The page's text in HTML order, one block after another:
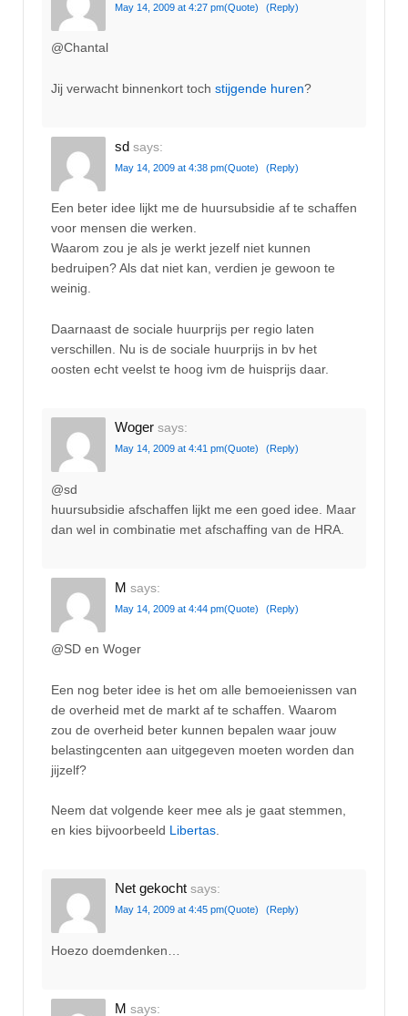
May 14, 2009 at 4:27 pm(Quote) (Reply)
@Chantal
Jij verwacht binnenkort toch stijgende huren?
sd says:
May 14, 2009 at 4:38 pm(Quote) (Reply)
Een beter idee lijkt me de huursubsidie af te schaffen
voor mensen die werken.
Waarom zou je als je werkt jezelf niet kunnen
bedruipen? Als dat niet kan, verdien je gewoon te
weinig.
Daarnaast de sociale huurprijs per regio laten
verschillen. Nu is de sociale huurprijs in bv het
oosten echt veelst te hoog ivm de huisprijs daar.
Woger says:
May 14, 2009 at 4:41 pm(Quote) (Reply)
@sd
huursubsidie afschaffen lijkt me een goed idee. Maar
dan wel in combinatie met afschaffing van de HRA.
M says:
May 14, 2009 at 4:44 pm(Quote) (Reply)
@SD en Woger
Een nog beter idee is het om alle bemoeienissen van
de overheid met de markt af te schaffen. Waarom
zou de overheid beter kunnen bepalen waar jouw
belastingcenten aan uitgegeven moeten worden dan
jijzelf?
Neem dat volgende keer mee als je gaat stemmen,
en kies bijvoorbeeld Libertas
Net gekocht says:
May 14, 2009 at 4:45 pm(Quote) (Reply)
Hoezo doemdenken…
M says: